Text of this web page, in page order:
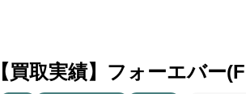
【買取実績】フォーエバ